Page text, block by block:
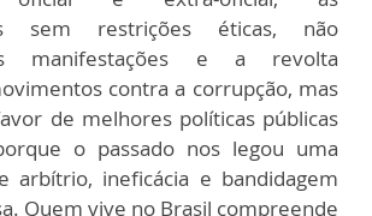
sem restrições éticas, não
manifestações e a revolta
contra a corrupção, mas
de melhores políticas públicas
o passado nos legou uma
arbítrio, ineficácia e bandidagem
Quem vive no Brasil compreende